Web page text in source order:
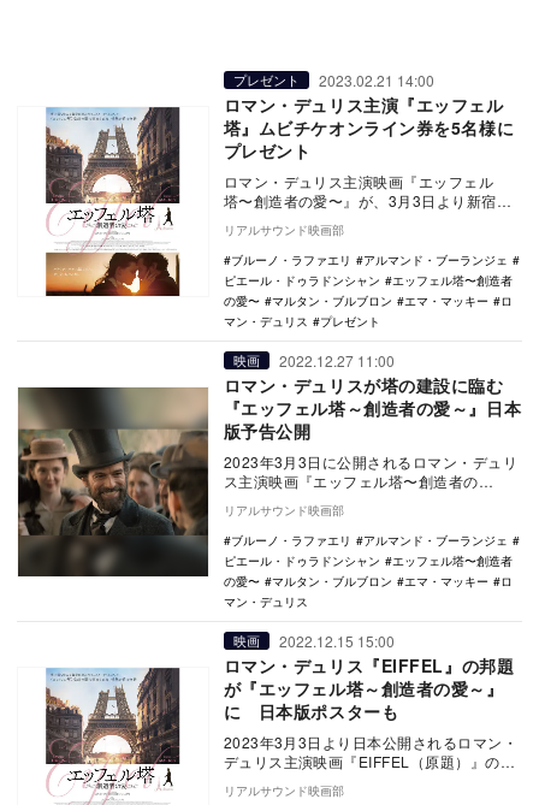
プレゼント 2023.02.21 14:00
ロマン・デュリス主演『エッフェル
塔』ムビチケオンライン券を5名様に
プレゼント
ロマン・デュリス主演映画『エッフェル
塔〜創造者の愛〜』が、3月3日より新宿武
蔵野館、シネスイッチ銀座、ヒューマント
ラストシネマ渋…
リアルサウンド映画部
ブルーノ・ラファエリ
アルマンド・ブーランジェ
ピエール・ドゥラドンシャン
エッフェル塔〜創造者
の愛〜
マルタン・ブルブロン エマ・マッキー
ロ
マン・デュリス
プレゼント
映画 2022.12.27 11:00
ロマン・デュリスが塔の建設に臨む
『エッフェル塔～創造者の愛～』日本
版予告公開
2023年3月3日に公開されるロマン・デュリ
ス主演映画『エッフェル塔〜創造者の
愛〜』の予告編と新場面写真が公開され
た。 本作…
リアルサウンド映画部
ブルーノ・ラファエリ
アルマンド・ブーランジェ
ピエール・ドゥラドンシャン
エッフェル塔〜創造者
の愛〜
マルタン・ブルブロン エマ・マッキー
ロ
マン・デュリス
映画 2022.12.15 15:00
ロマン・デュリス『EIFFEL』の邦題
が『エッフェル塔～創造者の愛～』
に 日本版ポスターも
2023年3月3日より日本公開されるロマン・
デュリス主演映画『EIFFEL（原題）』の邦
題が『エッフェル塔〜創造者の愛〜』に決
定…
リアルサウンド映画部